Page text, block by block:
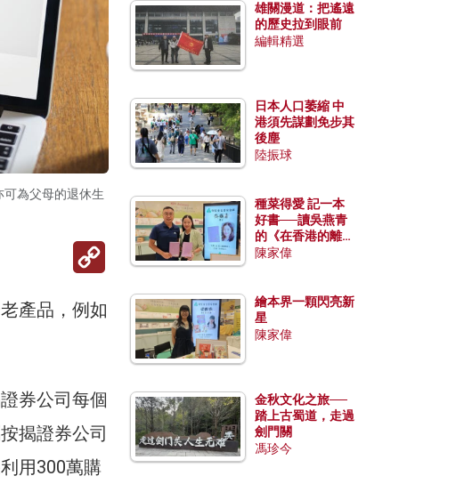
為父母的退休生
Copy
Link
產品，例如
券公司每個
揭證券公司
用300萬購
雄關漫道：把遙遠
的歷史拉到眼前
編輯精選
日本人口萎縮 中
港須先謀劃免步其
後塵
陸振球
種菜得愛 記一本
好書──讀吳燕青
的《在香港的離島
種菜》
陳家偉
繪本界一顆閃亮新
星
陳家偉
金秋文化之旅──
踏上古蜀道，走過
劍門關
馮珍今